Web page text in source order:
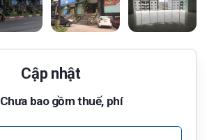
Cập nhật
Chưa bao gồm thuế, phí